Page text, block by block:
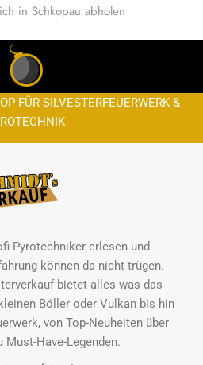
in Schkopau abholen
FÜR SILVESTERFEUERWERK &
Pyrotechniker erlesen und
können da nicht trügen.
bietet alles was das
Böller oder Vulkan bis hin
von Top-Neuheiten über
Must-Have-Legenden.